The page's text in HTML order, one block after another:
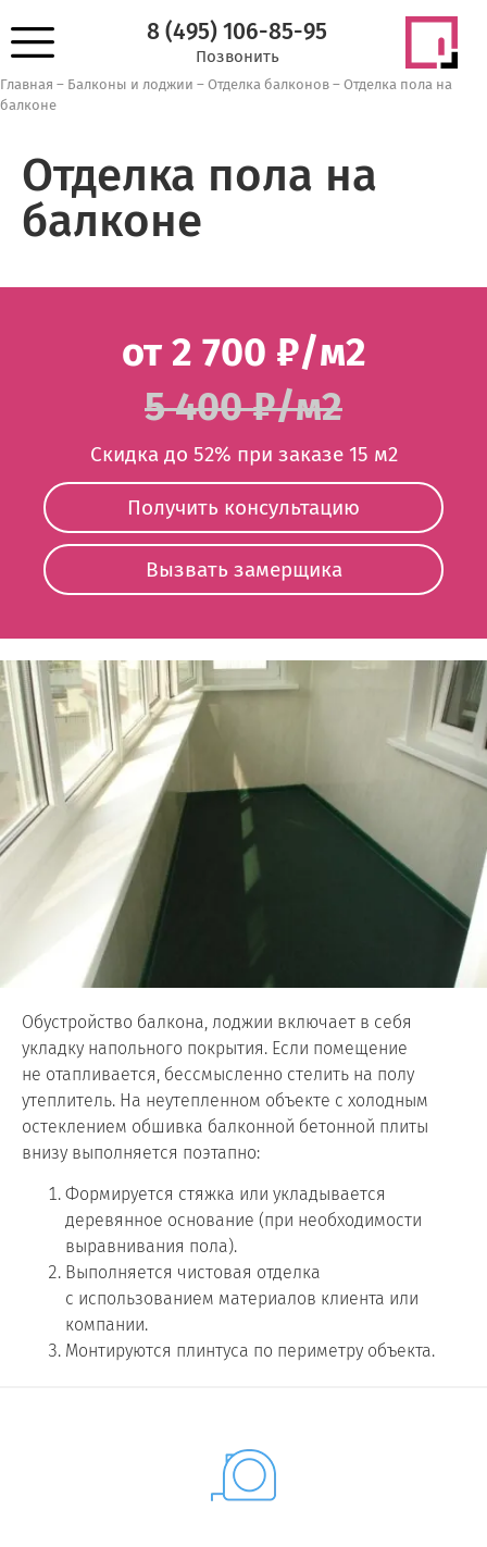
8 (495) 106-85-95
Позвонить
Главная – Балконы и лоджии – Отделка балконов – Отделка пола на
балконе
Отделка пола на
балконе
от 2 700 ₽/м2
5 400 ₽/м2
Скидка до 52% при заказе 15 м2
Получить консультацию
Вызвать замерщика
Обустройство балкона, лоджии включает в себя
укладку напольного покрытия. Если помещение
не отапливается, бессмысленно стелить на полу
утеплитель. На неутепленном объекте с холодным
остеклением обшивка балконной бетонной плиты
внизу выполняется поэтапно:
Формируется стяжка или укладывается
деревянное основание (при необходимости
выравнивания пола).
Выполняется чистовая отделка
с использованием материалов клиента или
компании.
Монтируются плинтуса по периметру объекта.